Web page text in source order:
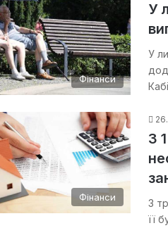
Фінанси
У
У
Фінанси
З
З
її